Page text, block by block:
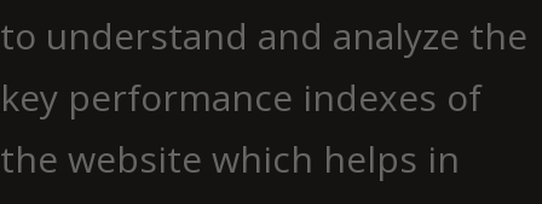
to understand and analyze the
key performance indexes of
the website which helps in